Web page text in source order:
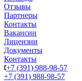
Отзывы
Партнеры
Контакты
Вакансии
Лицензии
Документы
Контакты
+7 (391) 988-98-57
+7 (391) 988-98-57